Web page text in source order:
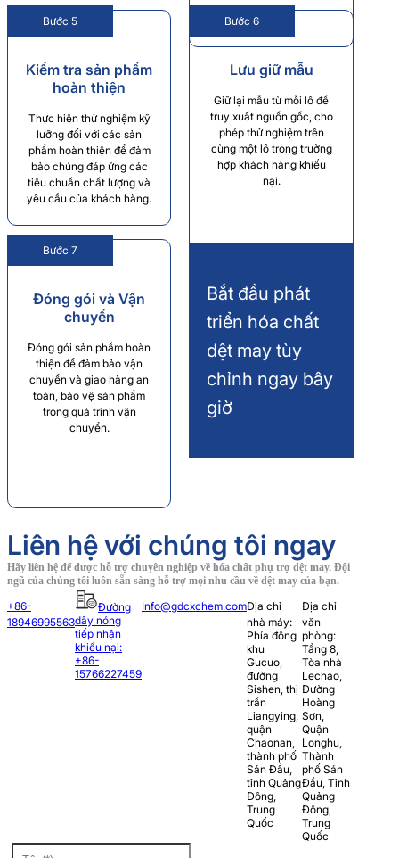
Bước 5
Kiểm tra sản phẩm
hoàn thiện
Thực hiện thử nghiệm kỹ
lưỡng đối với các sản
phẩm hoàn thiện để đảm
bảo chúng đáp ứng các
tiêu chuẩn chất lượng và
yêu cầu của khách hàng.
Bước 6
Lưu giữ mẫu
Giữ lại mẫu từ mỗi lô để
truy xuất nguồn gốc, cho
phép thử nghiệm trên
cùng một lô trong trường
hợp khách hàng khiếu
nại.
Bước 7
Đóng gói và Vận
chuyển
Đóng gói sản phẩm hoàn
thiện để đảm bảo vận
chuyển và giao hàng an
toàn, bảo vệ sản phẩm
trong quá trình vận
chuyển.
Bắt đầu phát
triển hóa chất
dệt may tùy
chỉnh ngay bây
giờ
Liên hệ với chúng tôi ngay
Hãy liên hệ để được hỗ trợ chuyên nghiệp về hóa chất phụ trợ dệt may. Đội
ngũ của chúng tôi luôn sẵn sàng hỗ trợ mọi nhu cầu về dệt may của bạn.
+86-
18946995563
Đường
dây nóng
tiếp nhận
khiếu nại:
+86-
15766227459
Info@gdcxchem.comĐịa chỉ
nhà máy:
Phía đông
khu
Gucuo,
đường
Sishen, thị
trấn
Liangying,
quận
Chaonan,
thành phố
Sán Đầu,
tỉnh Quảng
Đông,
Trung
Quốc
Địa chỉ
văn
phòng:
Tầng 8,
Tòa nhà
Lechao,
Đường
Hoàng
Sơn,
Quận
Longhu,
Thành
phố Sán
Đầu, Tỉnh
Quảng
Đông,
Trung
Quốc